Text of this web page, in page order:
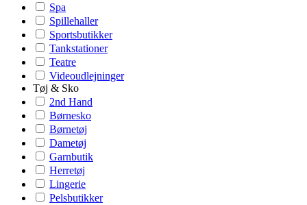
Spa
Spillehaller
Sportsbutikker
Tankstationer
Teatre
Videoudlejninger
Tøj & Sko
2nd Hand
Børnesko
Børnetøj
Dametøj
Garnbutik
Herretøj
Lingerie
Pelsbutikker